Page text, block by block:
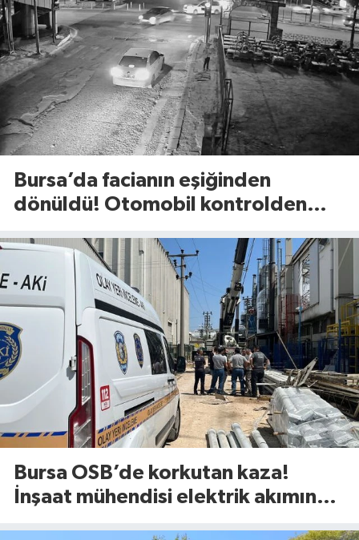
Bursa’da facianın eşiğinden
dönüldü! Otomobil kontrolden
Bursa OSB’de korkutan kaza!
İnşaat mühendisi elektrik akımına